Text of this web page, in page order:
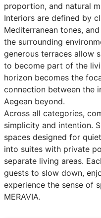
proportion, and natural
Interiors are defined by
Mediterranean tones,
the surrounding
generous terraces allow
to become part of the
horizon becomes the
connection between the
Aegean beyond.
Across all categories,
simplicity and intention.
spaces designed for
into suites with private
separate living areas.
guests to slow down,
experience the sense of
MERAVIA.